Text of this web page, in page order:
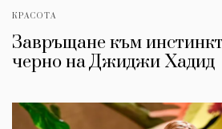
КРАСОТА
Завръщане към
черно на Джиджи Хадид